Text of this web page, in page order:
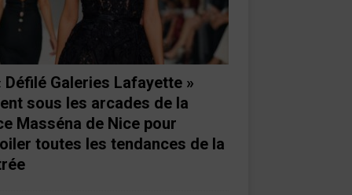
Défilé Galeries Lafayette »
sous les arcades de la
Masséna de Nice pour
toutes les tendances de la